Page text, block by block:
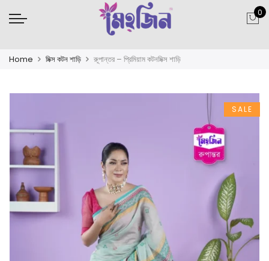
0
Home মিক্স কটন শাড়ি রুূপান্তর – প্রিমিয়াম কটনমিক্স শাড়ি
SALE